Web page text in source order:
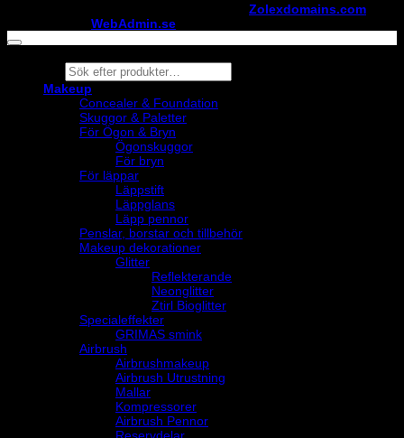
Zolexdomains.com
WebAdmin.se
Products
search
Makeup
Concealer & Foundation
Skuggor & Paletter
För Ögon & Bryn
Ögonskuggor
För bryn
För läppar
Läppstift
Läppglans
Läpp pennor
Penslar, borstar och tillbehör
Makeup dekorationer
Glitter
Reflekterande
Neonglitter
Ztirl Bioglitter
Specialeffekter
GRIMAS smink
Airbrush
Airbrushmakeup
Airbrush Utrustning
Mallar
Kompressorer
Airbrush Pennor